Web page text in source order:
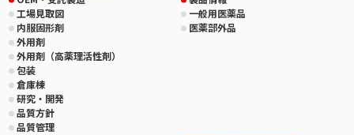
工場見取図
内服固形剤
外用剤
外用剤（高薬理活性剤）
包装
倉庫棟
研究・開発
品質方針
品質管理
一般用医薬品
医薬部外品